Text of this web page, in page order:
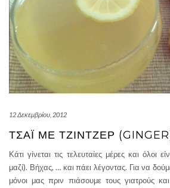
12 Δεκεμβρίου, 2012
ΤΣΆΙ ΜΕ ΤΖΊΝΤΖΕΡ
Κάτι γίνεται τις τελευταίες μέρες και όλοι
μαζί). Βήχας, … και πάει λέγοντας. Για να
μόνοι μας πριν πιάσουμε τους γιατρούς